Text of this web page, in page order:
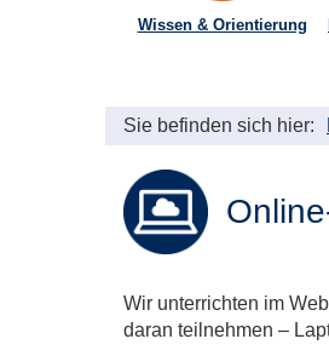
Wissen & Orientierung
Sie befinden sich hier:
Wir unterrichten im
daran teilnehmen –